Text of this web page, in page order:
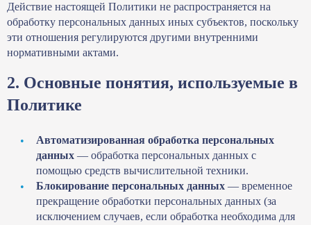
Действие настоящей Политики не распространяется на
обработку персональных данных иных субъектов, поскольку
эти отношения регулируются другими внутренними
нормативными актами.
2. Основные понятия, используемые в
Политике
Автоматизированная обработка персональных
данных — обработка персональных данных с
помощью средств вычислительной техники.
Блокирование персональных данных — временное
прекращение обработки персональных данных (за
исключением случаев, если обработка необходима для